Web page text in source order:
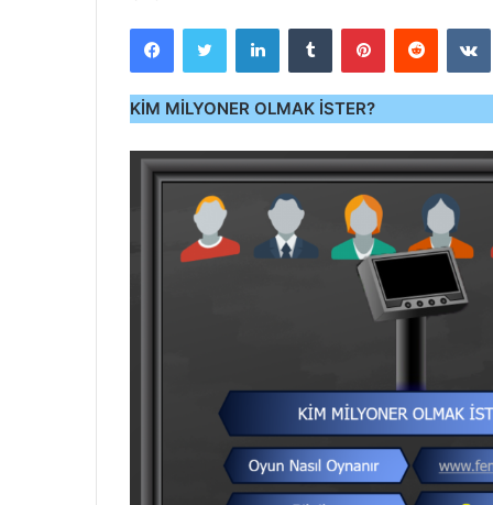
posta
göndermek
FacebookTwitter LinkedInTumblr PinterestReddit
KİM MİLYONER OLMAK İSTER?